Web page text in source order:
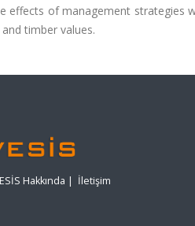
effects of management strategies
timber values.
Hakkında | İletişim